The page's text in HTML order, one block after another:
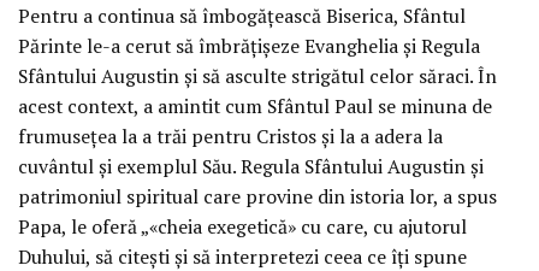
Pentru a continua să îmbogățească Biserica, Sfântul
Părinte le-a cerut să îmbrățișeze Evanghelia și Regula
Sfântului Augustin și să asculte strigătul celor săraci. În
acest context, a amintit cum Sfântul Paul se minuna de
frumusețea la a trăi pentru Cristos și la a adera la
cuvântul și exemplul Său. Regula Sfântului Augustin și
patrimoniul spiritual care provine din istoria lor, a spus
Papa, le oferă „«cheia exegetică» cu care, cu ajutorul
Duhului, să citești și să interpretezi ceea ce îți spune